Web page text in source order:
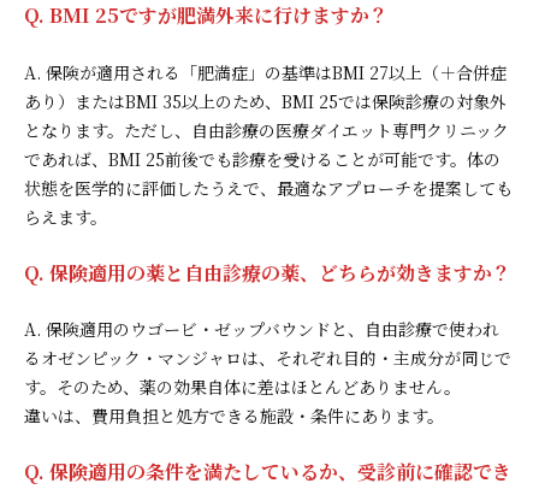
Q. BMI 25ですが肥満外来に行けますか？
A. 保険が適用される「肥満症」の基準はBMI 27以上（＋合併症
あり）またはBMI 35以上のため、BMI 25では保険診療の対象外
となります。ただし、自由診療の医療ダイエット専門クリニック
であれば、BMI 25前後でも診療を受けることが可能です。体の
状態を医学的に評価したうえで、最適なアプローチを提案しても
らえます。
Q. 保険適用の薬と自由診療の薬、どちらが効きますか？
A. 保険適用のウゴービ・ゼップバウンドと、自由診療で使われ
るオゼンピック・マンジャロは、それぞれ目的・主成分が同じで
す。そのため、薬の効果自体に差はほとんどありません。
違いは、費用負担と処方できる施設・条件にあります。
Q. 保険適用の条件を満たしているか、受診前に確認でき